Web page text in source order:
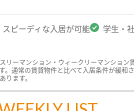
スピーディな入居が可能 学生・
リーマンション・ウィークリーマンショ
。通常の賃貸物件と比べて入居条件が緩
ります。